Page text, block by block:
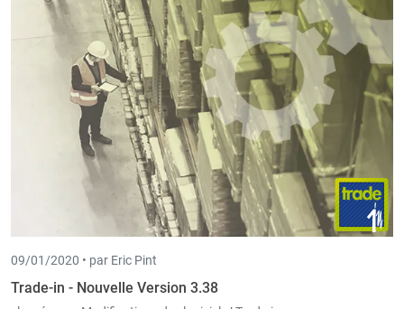
09/01/2020 • par Eric Pint
Trade-in - Nouvelle Version 3.38